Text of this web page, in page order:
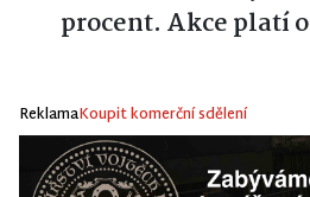
procent. Akce platí
ReklamaKoupit komerční sdělení